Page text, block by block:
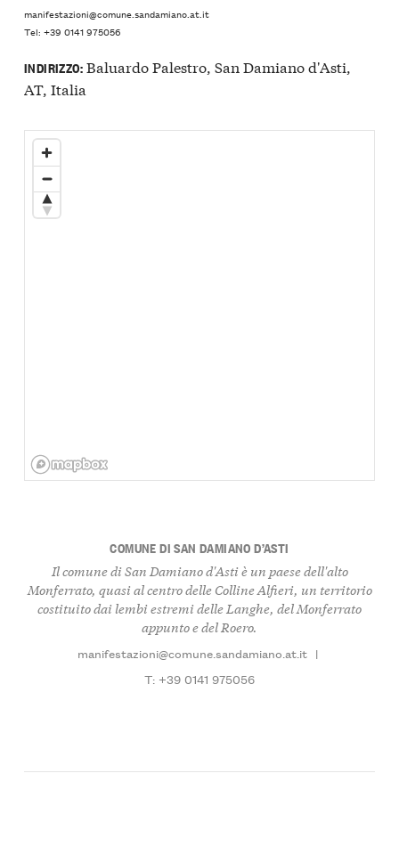
manifestazioni@comune.sandamiano.at.it
Tel: +39 0141 975056
INDIRIZZO:Baluardo Palestro, San Damiano d'Asti,
AT, Italia
COMUNE DI SAN DAMIANO D’ASTI
Il comune di San Damiano d'Asti è un paese dell'alto
Monferrato, quasi al centro delle Colline Alfieri, un territorio
costituito dai lembi estremi delle Langhe, del Monferrato
appunto e del Roero.
manifestazioni@comune.sandamiano.at.it |
T: +39 0141 975056